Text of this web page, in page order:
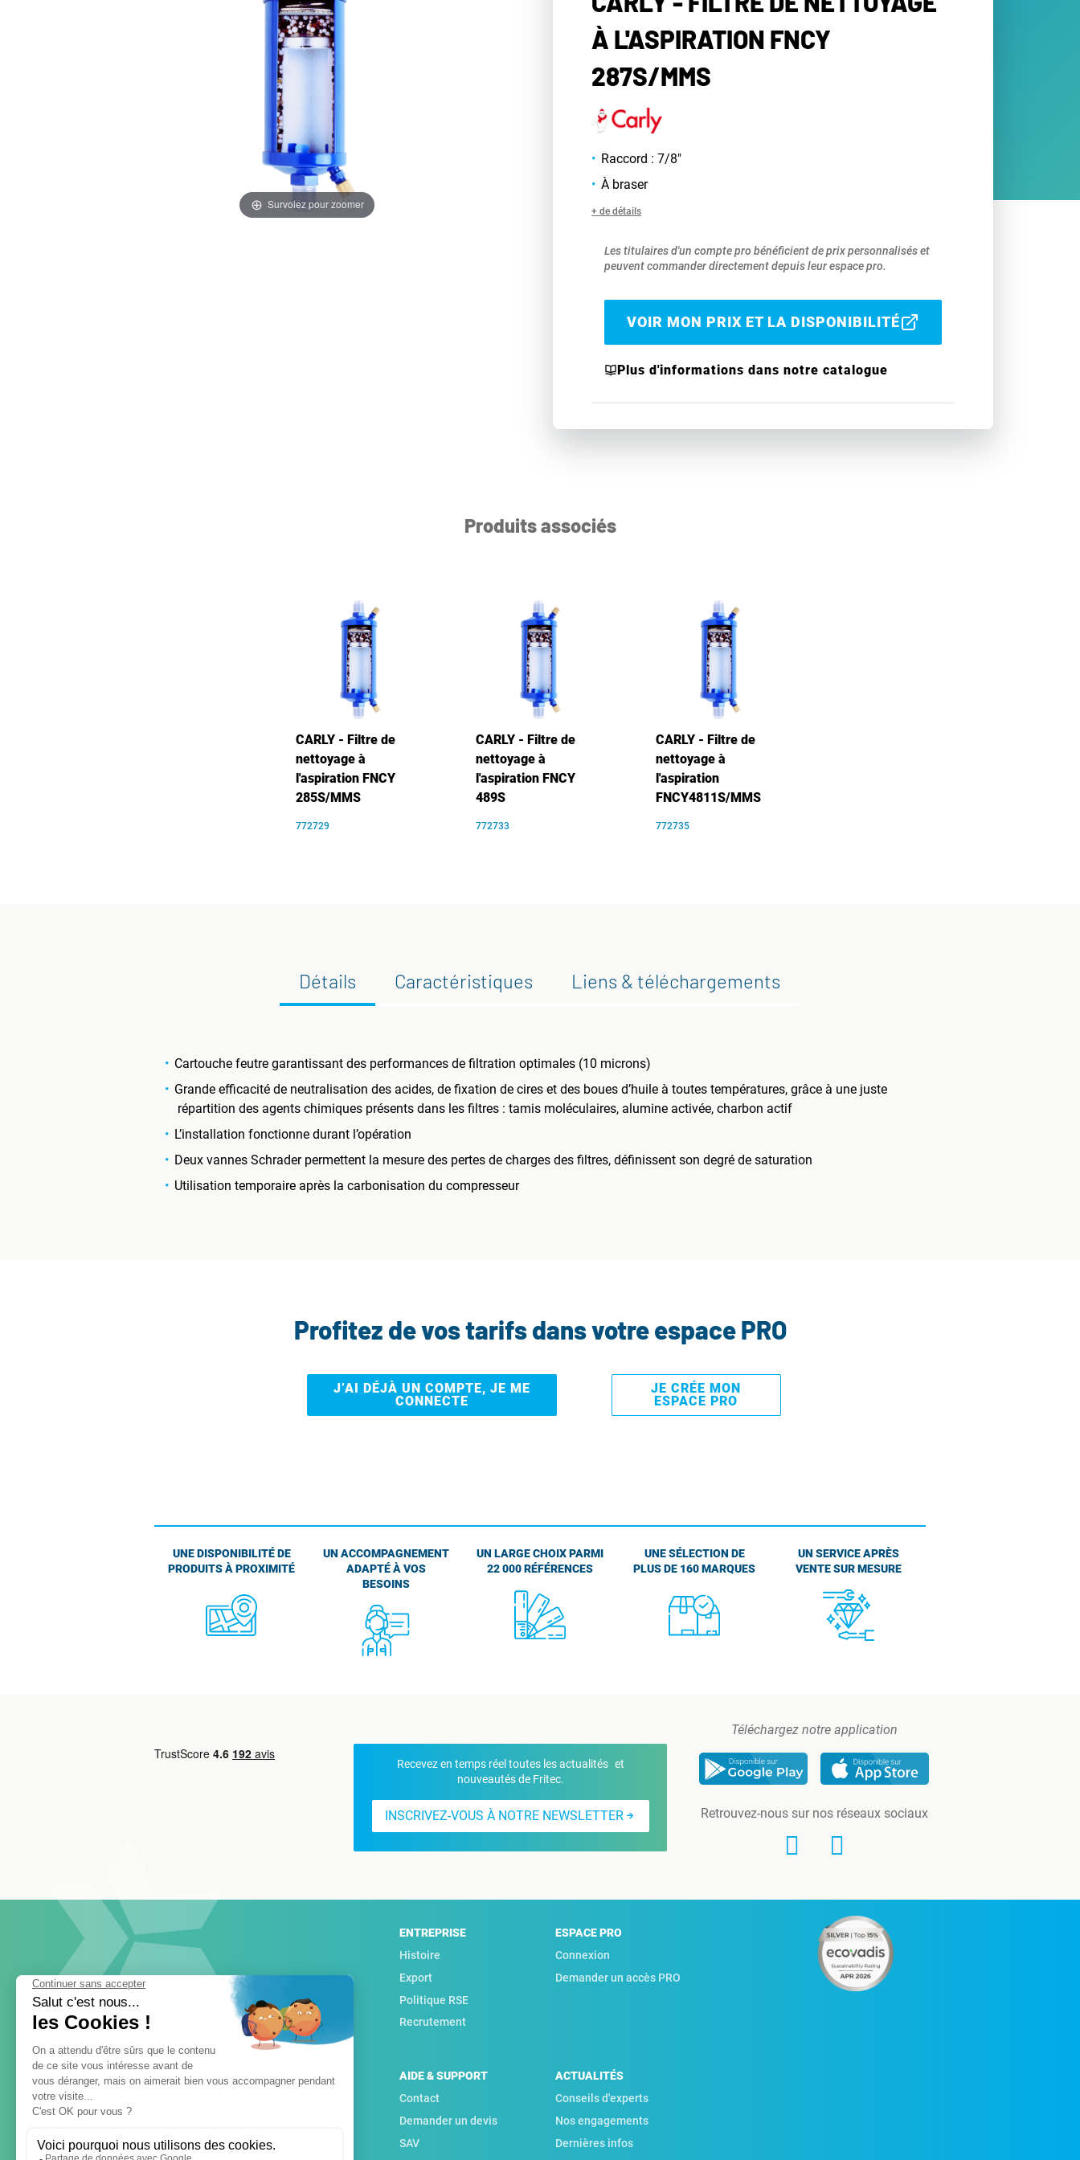
Survolez pour zoomer
À L'ASPIRATION FNCY
287S/MMS
Raccord : 7/8"
À braser
+ de détails
Les titulaires d'un compte pro bénéficient de prix personnalisés et
peuvent commander directement depuis leur espace pro.
VOIR MON PRIX ET LA DISPONIBILITÉ
Plus d'informations dans notre catalogue
Produits associés
CARLY - Filtre de
nettoyage à
l'aspiration FNCY
285S/MMS
772729
CARLY - Filtre de
nettoyage à
l'aspiration FNCY
489S
772733
CARLY - Filtre de
nettoyage à
l'aspiration
FNCY4811S/MMS
772735
Détails Caractéristiques Liens & téléchargements
Cartouche feutre garantissant des performances de filtration optimales (10 microns)
Grande efficacité de neutralisation des acides, de fixation de cires et des boues d’huile à toutes températures, grâce à une juste
répartition des agents chimiques présents dans les filtres : tamis moléculaires, alumine activée, charbon actif
L’installation fonctionne durant l’opération
Deux vannes Schrader permettent la mesure des pertes de charges des filtres, définissent son degré de saturation
Utilisation temporaire après la carbonisation du compresseur
Profitez de vos tarifs dans votre espace PRO
J’AI DÉJÀ UN COMPTE, JE ME
CONNECTE
JE CRÉE MON
ESPACE PRO
UNE DISPONIBILITÉ DE
PRODUITS À PROXIMITÉ
UN ACCOMPAGNEMENT
ADAPTÉ À VOS
BESOINS
UN LARGE CHOIX PARMI
22 000 RÉFÉRENCES
UNE SÉLECTION DE
PLUS DE 160 MARQUES
UN SERVICE APRÈS
VENTE SUR MESURE
Recevez en temps réel toutes les actualités et
nouveautés de Fritec.
INSCRIVEZ-VOUS À NOTRE NEWSLETTER
Téléchargez notre application
Retrouvez-nous sur nos réseaux sociaux
ENTREPRISE
Histoire
Export
Politique RSE
Recrutement
ESPACE PRO
Connexion
Demander un accès PRO
AIDE & SUPPORT
Contact
Demander un devis
SAV
ACTUALITÉS
Conseils d'experts
Nos engagements
Dernières infos